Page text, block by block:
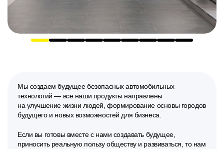
Мы создаем будущее безопасных автомобильных
технологий — все наши продукты направлены
на улучшение жизни людей, формирование основы городов
будущего и новых возможностей для бизнеса.
Если вы готовы вместе с нами создавать будущее,
приносить реальную пользу обществу и развиваться, то нам